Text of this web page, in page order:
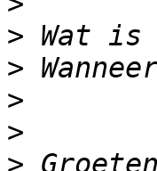
>
>
>
>
>